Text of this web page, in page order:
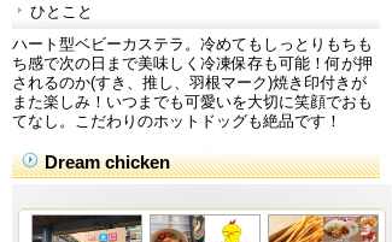
ひとこと
ハート型ベビーカステラ。冷めてもしっとりもちも
ち感で次の日まで美味しく冷凍保存も可能！何が押
されるのか(すき、推し、羽根マーク)焼き印付きが
また楽しみ！いつまでも可愛いを大切に笑顔でおも
てなし。こだわりのホットドッグも絶品です！
Dream chicken